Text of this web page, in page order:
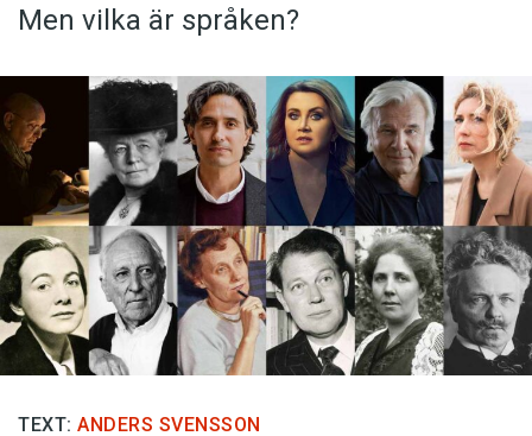
Men vilka är språken?
TEXT: ANDERS SVENSSON